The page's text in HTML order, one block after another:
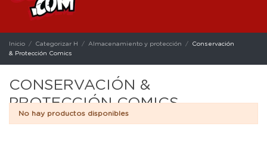
Inicio Categorizar H Almacenamiento y protección
Conservación
& Protección Comics
CONSERVACIÓN &
PROTECCIÓN COMICS
No hay productos disponibles